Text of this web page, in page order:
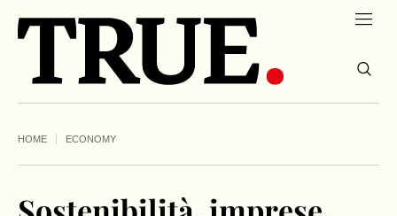
HOME ECONOMY